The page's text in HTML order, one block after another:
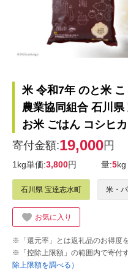
米 令和7年 のと米
農業協同組合 石川
お米 ごはん コシヒ
寄付金額:19,000円
1kg単価:3,800円 量:5kg
石川県 宝達志水町 米・
お気に入り
※「還元率」とは返礼品のお得度
※「控除上限額」の範囲内で寄付
除上限額を調べる）